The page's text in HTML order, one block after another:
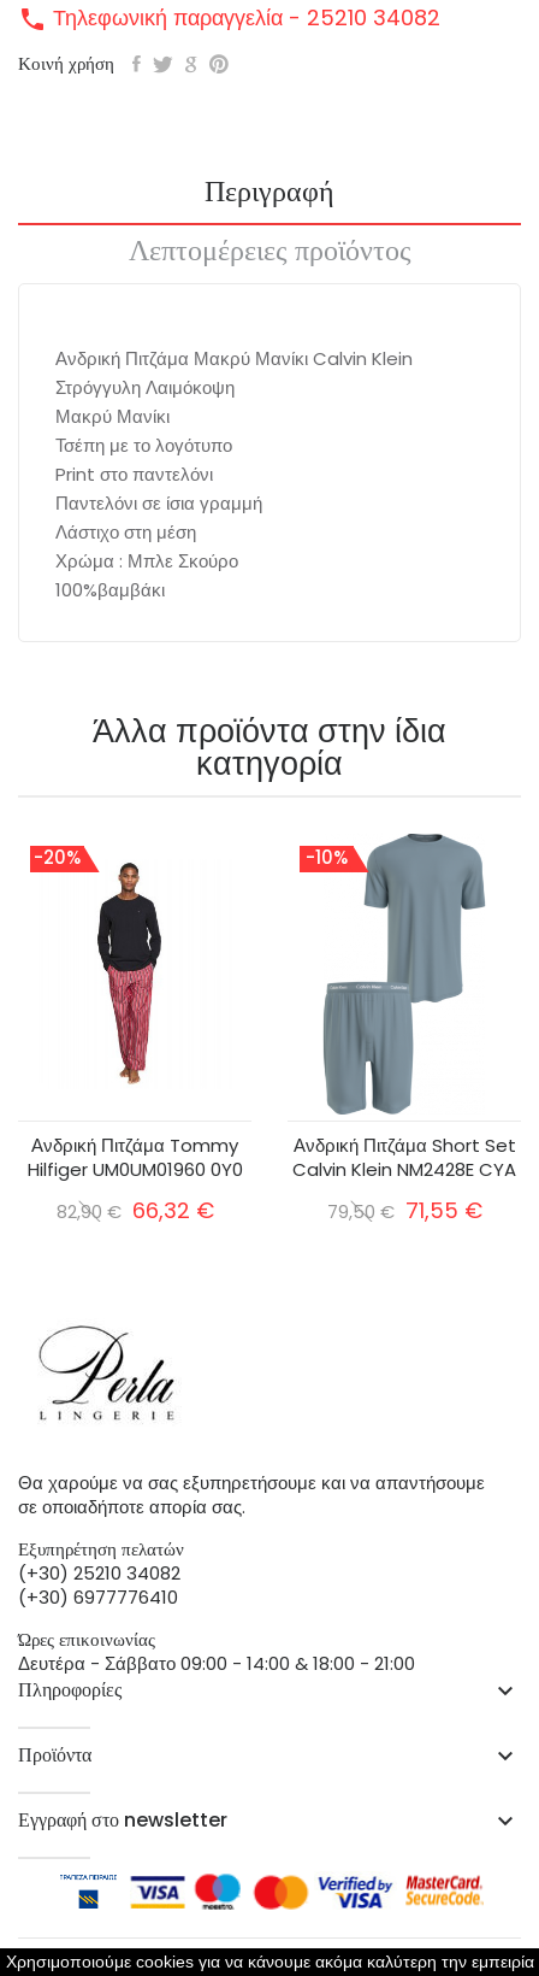
call Τηλεφωνική παραγγελία - 25210 34082
Κοινή χρήση
Περιγραφή
Λεπτομέρειες προϊόντος
Ανδρική Πιτζάμα Μακρύ Μανίκι Calvin Klein
Στρόγγυλη Λαιμόκοψη
Μακρύ Μανίκι
Τσέπη με το λογότυπο
Print στο παντελόνι
Παντελόνι σε ίσια γραμμή
Λάστιχο στη μέση
Χρώμα : Μπλε Σκούρο
100%βαμβάκι
Άλλα προϊόντα στην ίδια
κατηγορία
-20%
Ανδρική Πιτζάμα Tommy
Hilfiger UM0UM01960 0Y0
82,90 € 66,32 €
-10%
Ανδρική Πιτζάμα Short Set
Calvin Klein NM2428E CYA
79,50 € 71,55 €
Θα χαρούμε να σας εξυπηρετήσουμε και να απαντήσουμε
σε οποιαδήποτε απορία σας.
Εξυπηρέτηση πελατών
(+30) 25210 34082
(+30) 6977776410
Ώρες επικοινωνίας
Δευτέρα - Σάββατο 09:00 - 14:00 & 18:00 - 21:00
Πληροφορίες keyboard_arrow_down
Προϊόντα keyboard_arrow_down
Εγγραφή στο newsletter keyboard_arrow_down
Χρησιμοποιούμε cookies για να κάνουμε ακόμα καλύτερη την εμπειρία